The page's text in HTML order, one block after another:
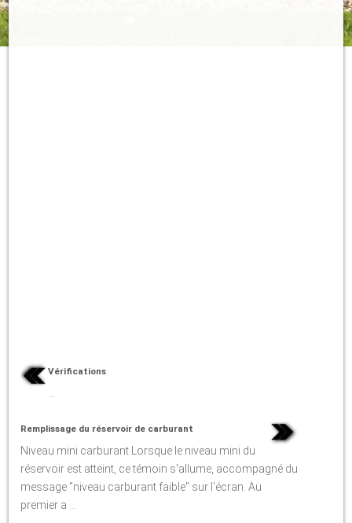
Vérifications
Remplissage du réservoir de carburant
Niveau mini carburant Lorsque le niveau mini du
réservoir est atteint, ce témoin s'allume, accompagné du
message "niveau carburant faible" sur l'écran. Au
premier a ...